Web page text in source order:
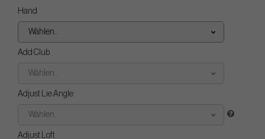
Hand
Wählen..
Add Club
Wählen..
Adjust Lie Angle
Wählen..
Adjust Loft